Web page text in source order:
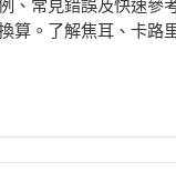
、常見錯誤及快速參
算。了解焦耳、卡路